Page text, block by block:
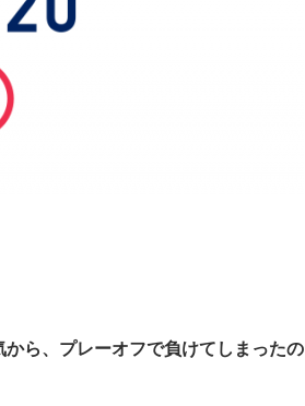
ら、プレーオフで負けてしまったの